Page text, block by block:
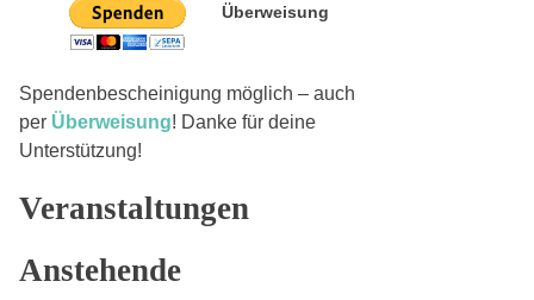
Überweisung
Spendenbescheinigung möglich – auch
per Überweisung! Danke für deine
Unterstützung!
Veranstaltungen
Anstehende